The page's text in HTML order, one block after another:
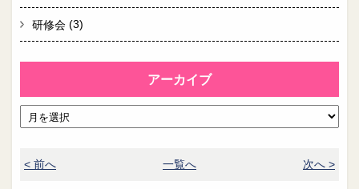
研修会 (3)
アーカイブ
< 前へ 一覧へ 次へ >